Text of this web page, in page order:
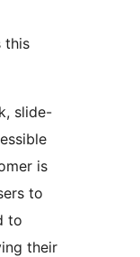
this
slide-
is
to
to
their